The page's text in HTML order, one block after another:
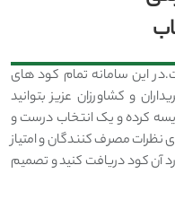
این سامانه تمام کود های
و کشاورزان عزیز بتوانید
کرده و یک انتخاب درست و
مصرف کنندگان و امتیاز
آن کود دریافت کنید و تصمیم